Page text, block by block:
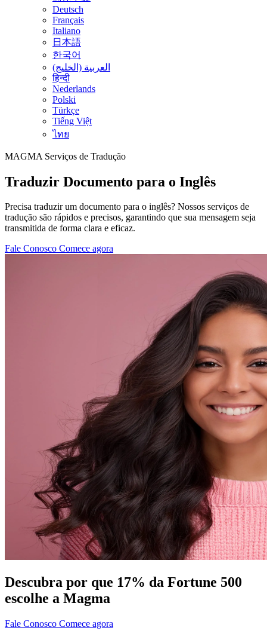
Deutsch
Français
Italiano
日本語
한국어
العربية (الخليج)
हिन्दी
Nederlands
Polski
Türkçe
Tiếng Việt
ไทย
MAGMA Serviços de Tradução
Traduzir Documento para o Inglês
Precisa traduzir um documento para o inglês? Nossos serviços de
tradução são rápidos e precisos, garantindo que sua mensagem seja
transmitida de forma clara e eficaz.
Fale Conosco Comece agora
Descubra por que 17% da Fortune 500
escolhe a Magma
Fale Conosco Comece agora